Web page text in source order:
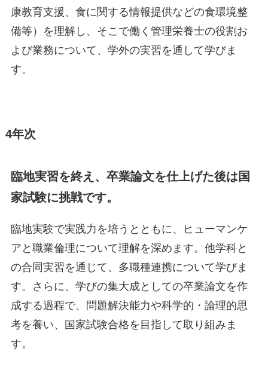
康教育支援、食に関する情報提供などの食環境整
備等）を理解し、そこで働く管理栄養士の役割お
よび業務について、学外の実習を通して学びま
す。
4年次
臨地実習を終え、卒業論文を仕上げた後は国
家試験に挑戦です。
臨地実験で実践力を培うとともに、ヒューマンケ
アと職業倫理について理解を深めます。他学科と
の合同実習を通じて、多職種連携について学びま
す。さらに、学びの集大成としての卒業論文を作
成する過程で、問題解決能力や科学的・論理的思
考を養い、国家試験合格を目指して取り組みま
す。